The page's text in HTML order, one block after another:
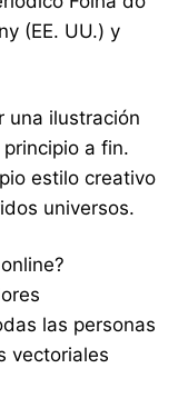
(EE. UU.) y
una ilustración
a fin.
estilo creativo
universos.
las personas
vectoriales